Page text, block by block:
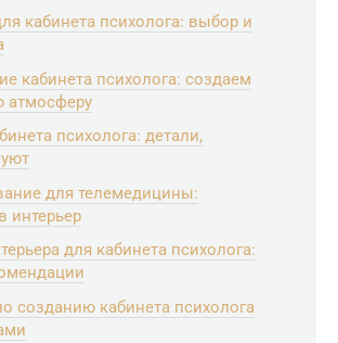
кабинета психолога: выбор и
кабинета психолога: создаем
атмосферу
психолога: детали,
для телемедицины:
интерьер
для кабинета психолога:
созданию кабинета психолога